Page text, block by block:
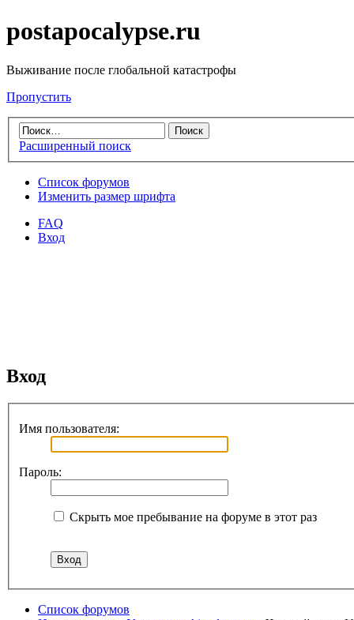
postapocalypse.ru
Выживание после глобальной катастрофы
Пропустить
Расширенный поиск
Список форумов
Изменить размер шрифта
FAQ
Вход
Вход
Имя пользователя:
Пароль:
Скрыть мое пребывание на форуме в этот раз
Список форумов